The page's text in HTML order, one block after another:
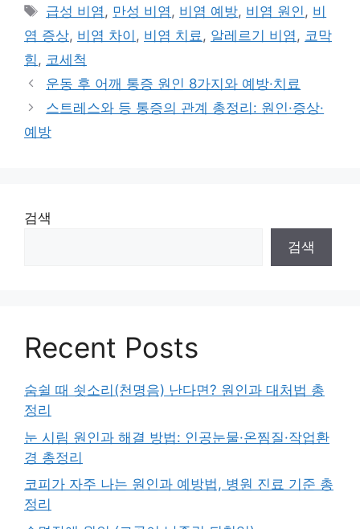
테
리
태
그
급성 비염, 만성 비염, 비염 예방, 비염 원인, 비
염 증상, 비염 차이 , 비염 치료, 알레르기 비염, 코막
힘, 코세척
운동 후 어깨 통증 원인 8가지와 예방·치료
스트레스와 등 통증의 관계 총정리: 원인·증상·
예방
검색
검색
Recent Posts
숨쉴 때 쇳소리(천명음) 난다면? 원인과 대처법 총
정리
눈 시림 원인과 해결 방법: 인공눈물·온찜질·작업환
경 총정리
코피가 자주 나는 원인과 예방법, 병원 진료 기준 총
정리